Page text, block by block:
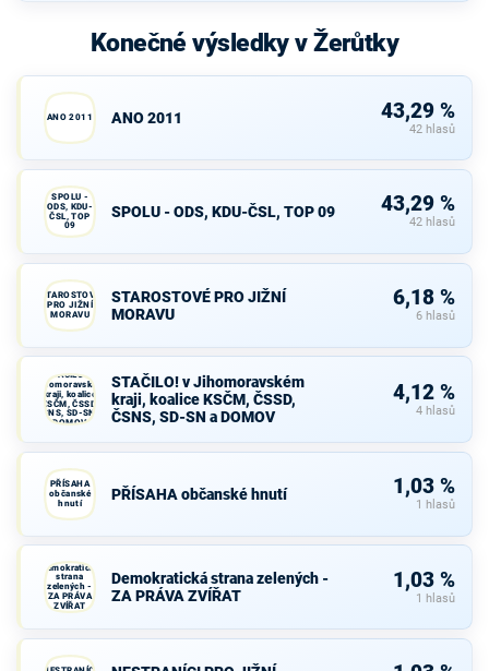
Konečné výsledky v Žerůtky
ANO 2011 ANO 2011 43,29 %
42 hlasů
SPOLU -
ODS, KDU-
ČSL, TOP
09
SPOLU - ODS, KDU-ČSL, TOP 09 43,29 %
42 hlasů
STAROSTOVÉ
PRO JIŽNÍ
MORAVU
STAROSTOVÉ PRO JIŽNÍ
MORAVU
6,18 %
6 hlasů
STAČILO! v
Jihomoravském
kraji, koalice
KSČM, ČSSD,
ČSNS, SD-SN a
DOMOV
STAČILO! v Jihomoravském
kraji, koalice KSČM, ČSSD,
ČSNS, SD-SN a DOMOV
4,12 %
4 hlasů
PŘÍSAHA
občanské
hnutí
PŘÍSAHA občanské hnutí 1,03 %
1 hlasů
Demokratická
strana
zelených -
ZA PRÁVA
ZVÍŘAT
Demokratická strana zelených -
ZA PRÁVA ZVÍŘAT
1,03 %
1 hlasů